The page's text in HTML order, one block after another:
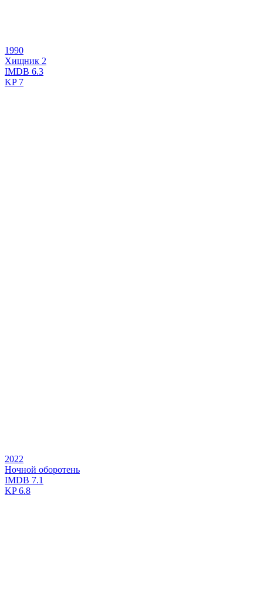
1990
Хищник 2
IMDB 6.3
KP7
2022
Ночной оборотень
IMDB 7.1
KP6.8